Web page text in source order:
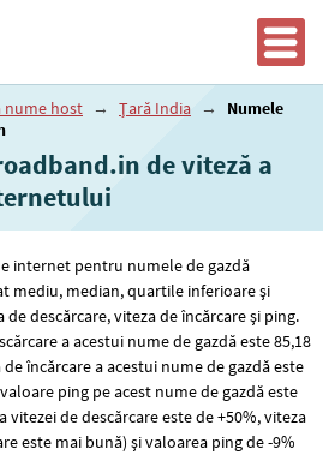
nume host → Țară India →
Numele
de viteză a
internet pentru numele de gazdă
mediu, median, quartile inferioare și
descărcare, viteza de încărcare și ping.
a acestui nume de gazdă este 85,18
încărcare a acestui nume de gazdă este
ping pe acest nume de gazdă este
vitezei de descărcare este de +50%, viteza
este mai bună) și valoarea ping de -9%